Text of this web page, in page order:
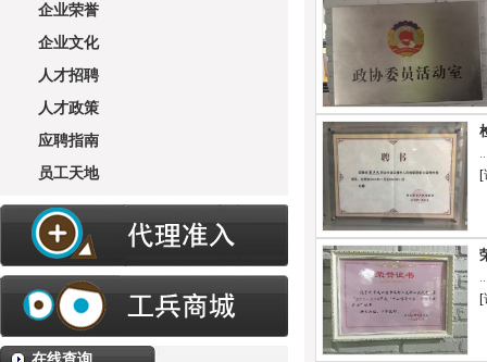
企业荣誉
企业文化
人才招聘
人才政策
应聘指南
员工天地
[
[